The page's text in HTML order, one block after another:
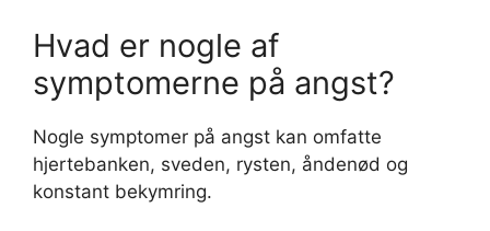
Hvad er nogle af
symptomerne på angst?
Nogle symptomer på angst kan omfatte
hjertebanken, sveden, rysten, åndenød og
konstant bekymring.